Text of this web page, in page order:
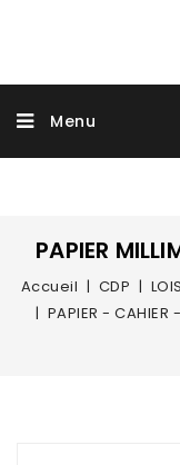
Menu
PAPIER
Accueil CDP
PAPIER - CAHIER